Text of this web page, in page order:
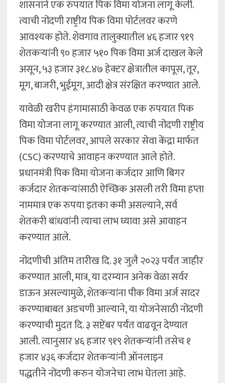
शासनाने एक रुपयात पिक विमा योजना लागू केली.
त्याची नोंदणी राष्ट्रीय पिक विमा पोर्टलवर करणे
आवश्यक होते. शेवगाव तालुक्यातील ४६ हजार ९१९
शेतकऱ्यांनी ९० हजार ५१० पिक विमा अर्ज दाखल केले
असून, ५३ हजार ३१८.४७ हेक्टर क्षेत्रातील कापूस, तूर,
मूग, बाजरी, भुईमूग, आदी क्षेत्र संरक्षित करण्यात आले.
यावेळी खरीप हंगामासाठी केवळ एक रुपयात पिक
विमा योजना लागू करण्यात आली, त्याची नोंदणी राष्ट्रीय
पिक विमा पोर्टलवर, आपले सरकार सेवा केंद्रा मार्फत
(CSC) करण्याचे आवाहन करण्यात आले होते.
प्रधानमंत्री पिक विमा योजना कर्जदार आणि बिगर
कर्जदार शेतकऱ्यांसाठी ऐच्छिक असली तरी विमा हप्ता
नाममात्र एक रुपया इतका कमी असल्याने, सर्व
शेतकरी बांधवांनी त्याचा लाभ घ्यावा असे आवाहन
करण्यात आले.
नोंदणीची अंतिम तारीख दि. ३१ जुलै २०२३ पर्यंत जाहीर
करण्यात आली, मात्र, या दरम्यान अनेक वेळा सर्वर
डाऊन असल्यामुळे, शेतकऱ्यांना पीक विमा अर्ज सादर
करण्याबाबत अडचणी आल्याने, या योजनेसाठी नोंदणी
करण्याची मुदत दि. ३ सप्टेंबर पर्यंत वाढवून देण्यात
आली. त्यानुसार ४६ हजार ९१९ शेतकऱ्यांनी तसेच १
हजार ४३६ कर्जदार शेतकऱ्यांनी ऑनलाइन
पद्धतीने नोंदणी करुन योजनेचा लाभ घेतला आहे.